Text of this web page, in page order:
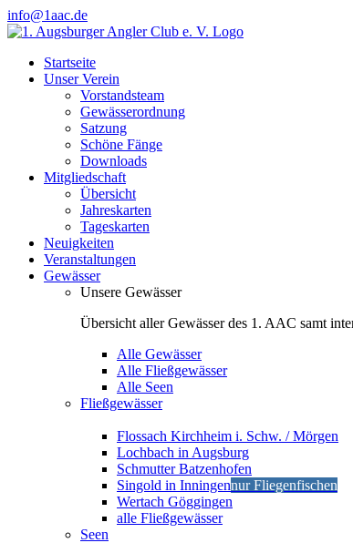
Zum
Inhalt
info@1aac.de
Facebook
Instagram
Startseite
Unser Verein
Vorstandsteam
Gewässerordnung
Satzung
Schöne Fänge
Downloads
Mitgliedschaft
Übersicht
Jahreskarten
Tageskarten
Neuigkeiten
Veranstaltungen
Gewässer
Unsere Gewässer
Übersicht aller Gewässer des 1. AAC samt
Alle Gewässer
Alle Fließgewässer
Alle Seen
Fließgewässer
Flossach Kirchheim i. Schw. / Mörgen
Lochbach in Augsburg
Schmutter Batzenhofen
Singold in Inningennur Fliegenfischen
Wertach Göggingen
alle Fließgewässer
Seen